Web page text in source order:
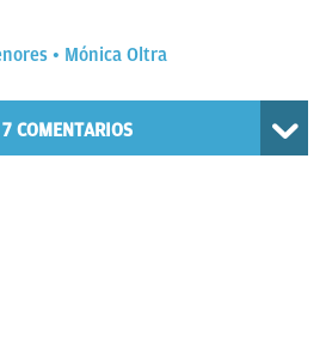
Mónica Oltra
7 COMENTARIOS